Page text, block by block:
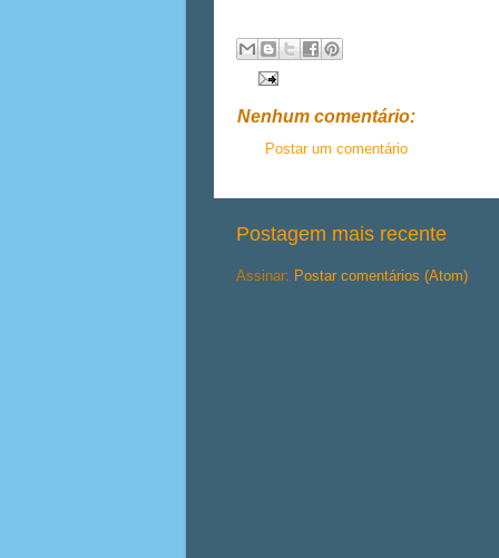
Nenhum comentário:
Postar um comentário
Postagem mais recente
Assinar: Postar comentários (Atom)